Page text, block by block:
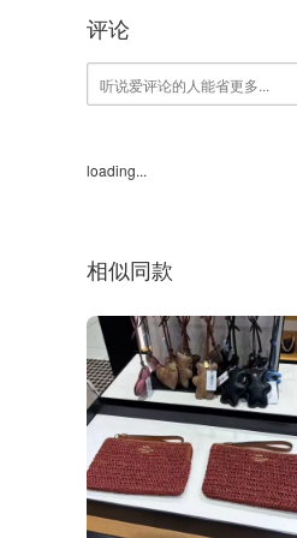
评论
loading...
相似同款